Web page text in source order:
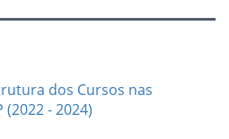
dos Cursos nas
(2022 - 2024)